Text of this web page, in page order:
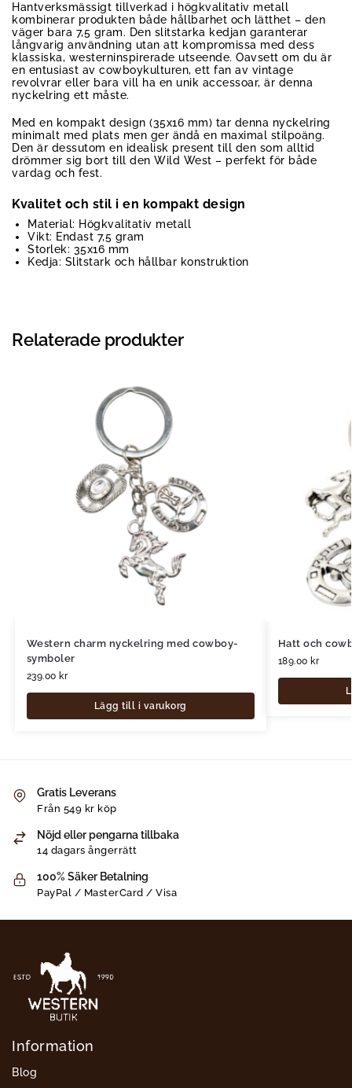
Hantverksmässigt tillverkad i högkvalitativ metall
kombinerar produkten både hållbarhet och lätthet – den
väger bara 7,5 gram. Den slitstarka kedjan garanterar
långvarig användning utan att kompromissa med dess
klassiska, westerninspirerade utseende. Oavsett om du är
en entusiast av cowboykulturen, ett fan av vintage
revolvrar eller bara vill ha en unik accessoar, är denna
nyckelring ett måste.
Med en kompakt design (35x16 mm) tar denna nyckelring
minimalt med plats men ger ändå en maximal stilpoäng.
Den är dessutom en idealisk present till den som alltid
drömmer sig bort till den Wild West – perfekt för både
vardag och fest.
Kvalitet och stil i en kompakt design
Material: Högkvalitativ metall
Vikt: Endast 7,5 gram
Storlek: 35x16 mm
Kedja: Slitstark och hållbar konstruktion
Relaterade produkter
Western charm nyckelring med cowboy-
symboler
239.00 kr
Lägg till i varukorg
Hatt och
189.00 kr
Gratis Leverans
Från 549 kr köp
Nöjd eller pengarna tillbaka
14 dagars ångerrätt
100% Säker Betalning
PayPal / MasterCard / Visa
Information
Blog